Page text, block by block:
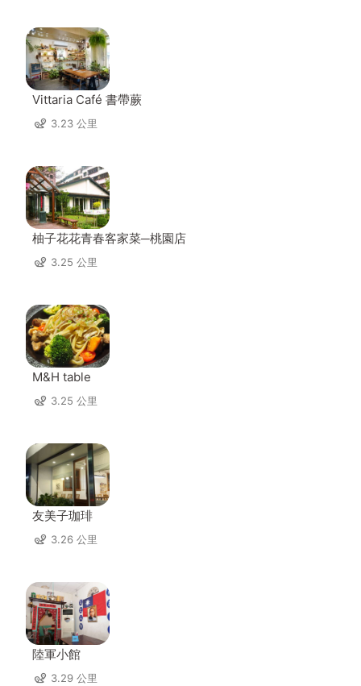
Vittaria Café 書帶蕨
3.23 公里
柚子花花青春客家菜─桃園店
3.25 公里
M&H table
3.25 公里
友美子珈琲
3.26 公里
陸軍小館
3.29 公里